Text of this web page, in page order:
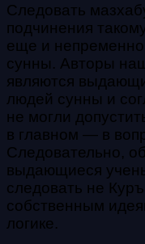
Следовать
подчинения
еще и непременно
сунны. Авторы
являются
людей сунны и
не могли
в главном — в
Следовательно,
выдающиеся
следовать не
собственным
логике.